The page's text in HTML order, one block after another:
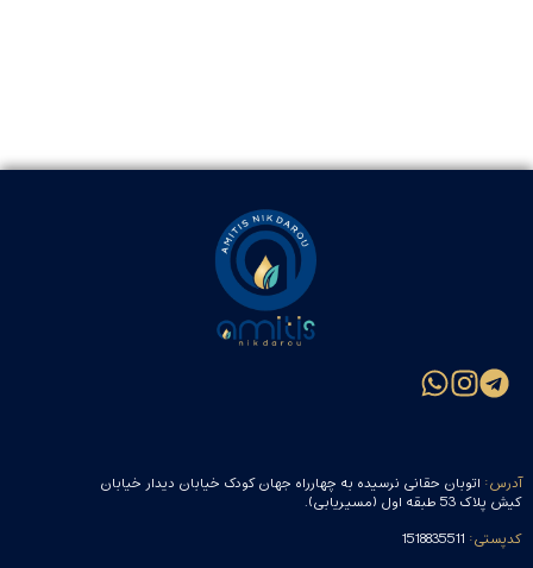
آدرس: اتوبان حقانی نرسیده به چهارراه جهان کودک خیابان دیدار خیابان
کیش پلاک 53 طبقه اول (مسیریابی).
کدپستی: 1518835511